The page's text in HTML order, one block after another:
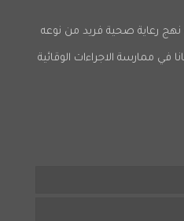
نهج رعاية صحية فريد من نوعه
ممارسة الاجراءات الوقائية